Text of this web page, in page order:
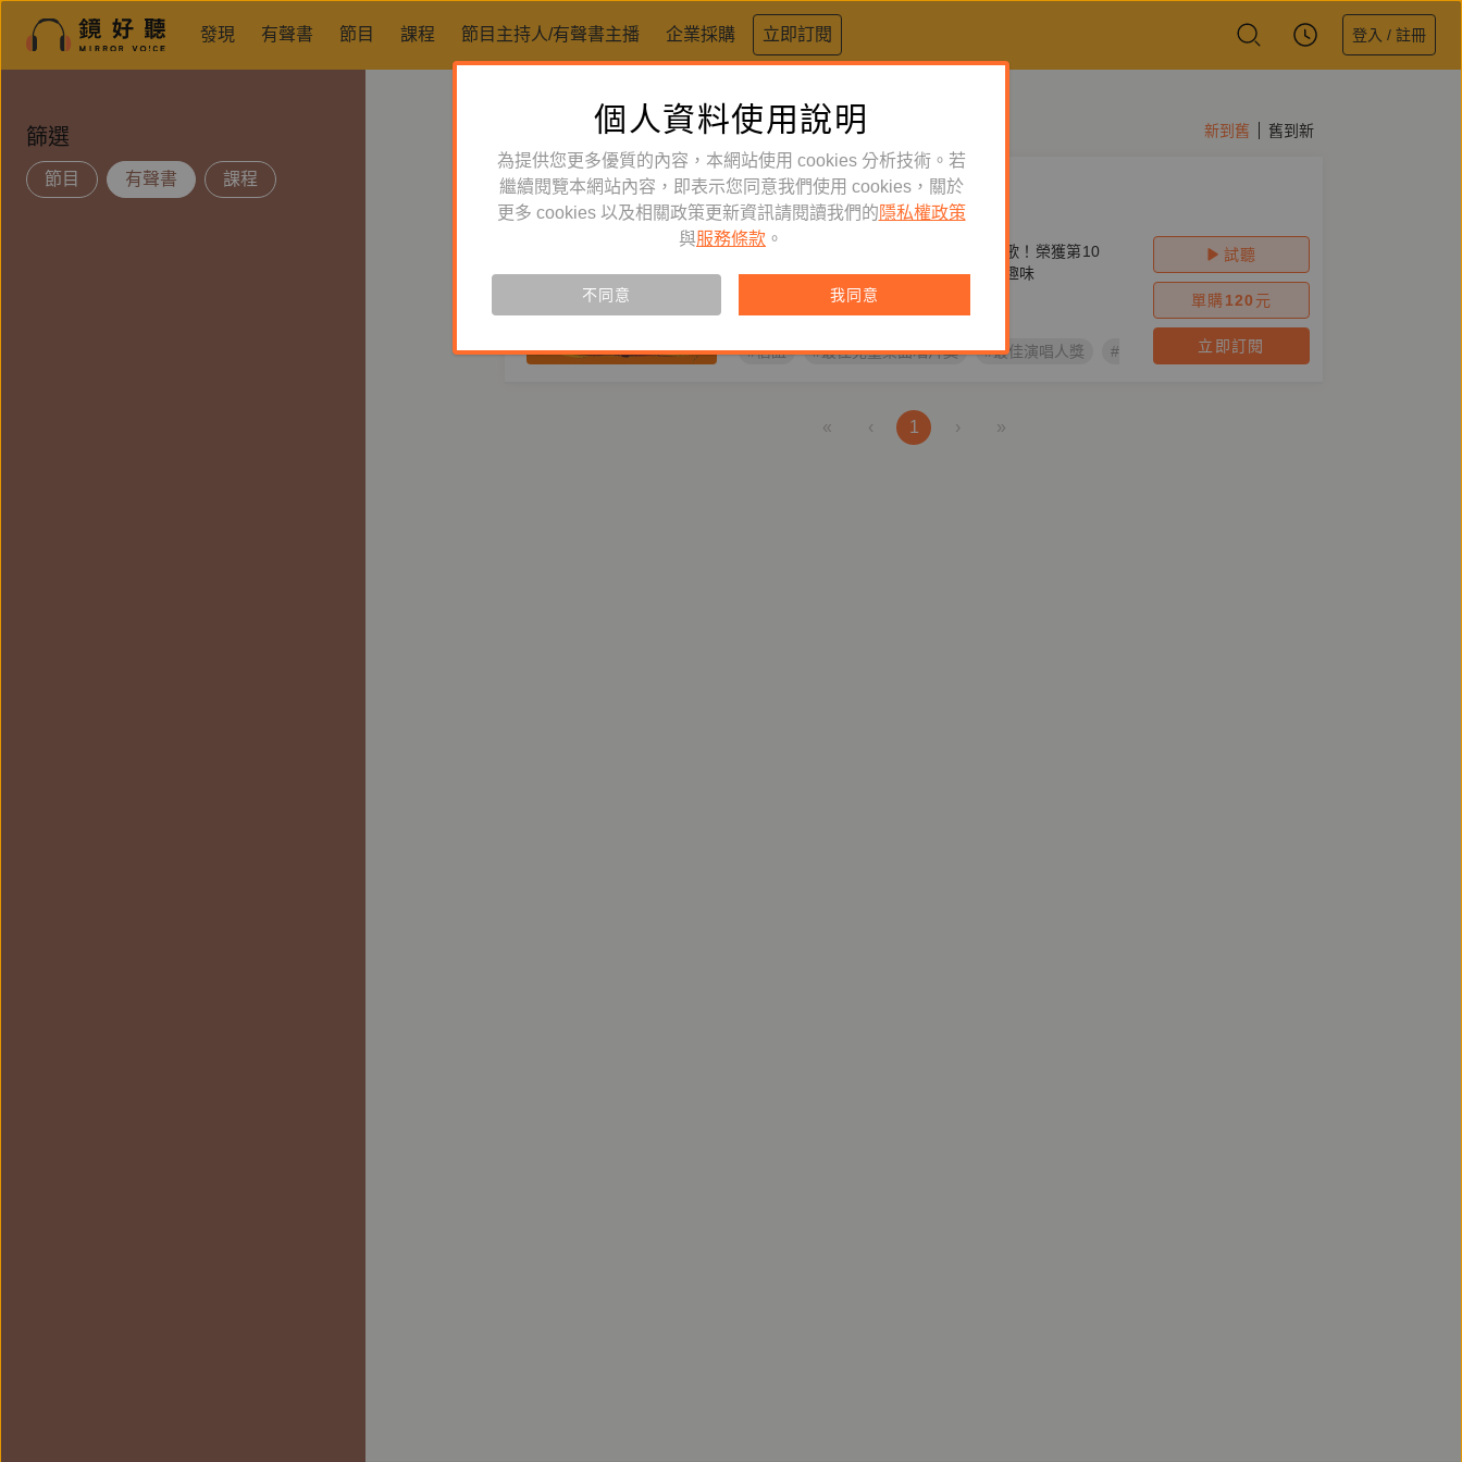
發現 有聲書 節目 課程 節目主持人/有聲書主播 企業採購 立即訂閱 登入 / 註冊
篩選
節目 有聲書 課程
第十屆金曲獎唱片專輯獎 新到舊 舊到新
訂閱 有聲書 童書／青少年
紅田嬰
【鏡好聽獨家上架】來唱自己土地上的歌！榮獲第10
屆金曲獎，台灣的囝仔歌，展現語言的趣味
#信誼 #最佳兒童樂曲唱片獎 #最佳演唱人獎 #第31梯次「好書大家讀」
試聽
單購120 元
立即訂閱
« ‹ 1 › »
個人資料使用說明
為提供您更多優質的內容，本網站使用 cookies 分析技術。若
繼續閱覽本網站內容，即表示您同意我們使用 cookies，關於
更多 cookies 以及相關政策更新資訊請閱讀我們的 隱私權政策
與服務條款 。
不同意 我同意